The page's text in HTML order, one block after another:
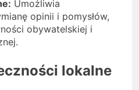
Umożliwia
opinii i pomysłów,
obywatelskiej i
lokalne